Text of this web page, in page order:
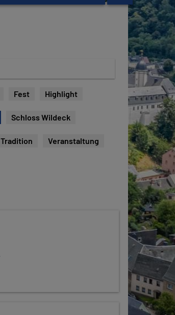
Fest Highlight
Schloss Wildeck
Tradition Veranstaltung